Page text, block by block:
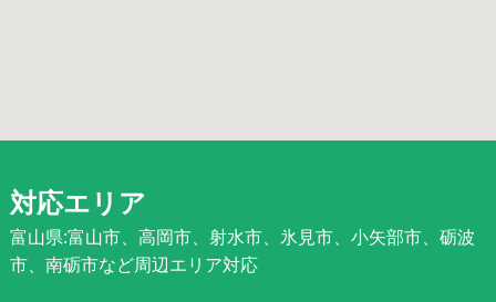
対応エリア
富山県:富山市、高岡市、射水市、氷見市、小矢部市、砺波
市、南砺市など周辺エリア対応